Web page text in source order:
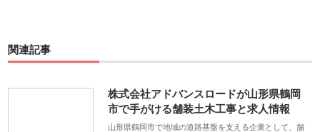
関連記事
株式会社アドバンスロードが山形県鶴岡
市で手がける舗装土木工事と求人情報
山形県鶴岡市で地域の道路基盤を支える企業として、舗